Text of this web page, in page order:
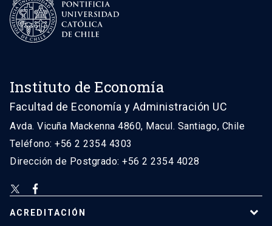
Instituto de Economía
Facultad de Economía y Administración UC
Avda. Vicuña Mackenna 4860, Macul. Santiago, Chile
Teléfono: +56 2 2354 4303
Dirección de Postgrado: +56 2 2354 4028
ACREDITACIÓN